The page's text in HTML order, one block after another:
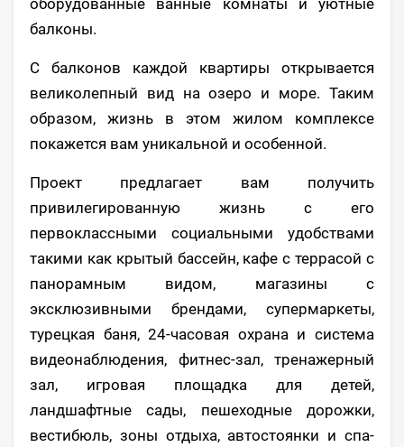
балконы.
С балконов каждой квартиры открывается
великолепный вид на озеро и море. Таким
образом, жизнь в этом жилом комплексе
покажется вам уникальной и особенной.
Проект предлагает вам получить
привилегированную жизнь с его
первоклассными социальными удобствами
такими как крытый бассейн, кафе с террасой с
панорамным видом, магазины с
эксклюзивными брендами, супермаркеты,
турецкая баня, 24-часовая охрана и система
видеонаблюдения, фитнес-зал, тренажерный
зал, игровая площадка для детей,
ландшафтные сады, пешеходные дорожки,
вестибюль, зоны отдыха, автостоянки и спа-